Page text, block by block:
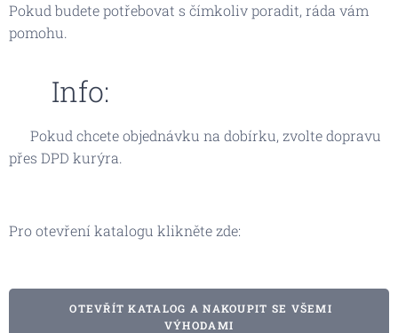
Pokud budete potřebovat s čímkoliv poradit, ráda vám
pomohu.
🌸 Info:
📦 Pokud chcete objednávku na dobírku, zvolte dopravu
přes DPD kurýra.
Pro otevření katalogu klikněte zde: 👇
OTEVŘÍT KATALOG A NAKOUPIT SE VŠEMI
VÝHODAMI